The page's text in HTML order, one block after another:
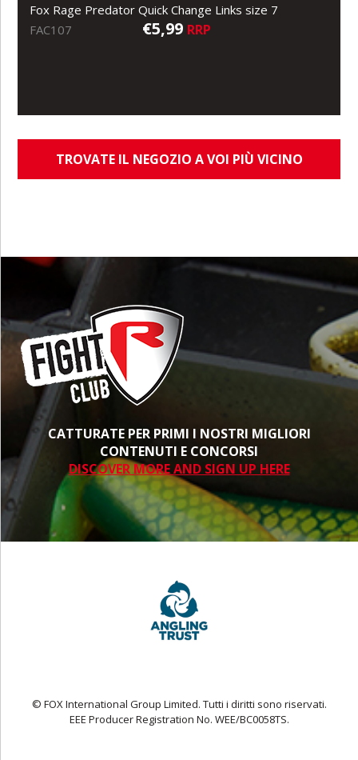
Fox Rage Predator Quick Change Links size 7
FAC107
€5,99 RRP
TROVATE IL NEGOZIO A VOI PIÙ VICINO
CATTURATE PER PRIMI I NOSTRI MIGLIORI
CONTENUTI E CONCORSI
DISCOVER MORE AND SIGN UP HERE
© FOX International Group Limited. Tutti i diritti sono riservati.
EEE Producer Registration No. WEE/BC0058TS.